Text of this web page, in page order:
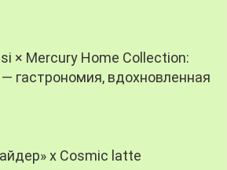
× Mercury Home Collection:
— гастрономия, вдохновленная
х Cosmic latte